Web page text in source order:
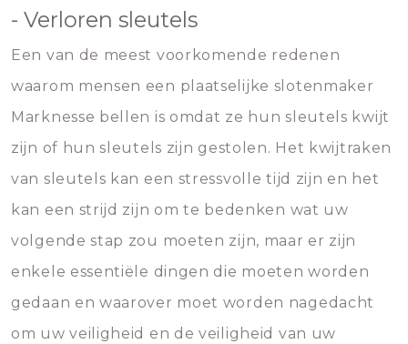
- Verloren sleutels
Een van de meest voorkomende redenen
waarom mensen een plaatselijke slotenmaker
Marknesse bellen is omdat ze hun sleutels kwijt
zijn of hun sleutels zijn gestolen. Het kwijtraken
van sleutels kan een stressvolle tijd zijn en het
kan een strijd zijn om te bedenken wat uw
volgende stap zou moeten zijn, maar er zijn
enkele essentiële dingen die moeten worden
gedaan en waarover moet worden nagedacht
om uw veiligheid en de veiligheid van uw